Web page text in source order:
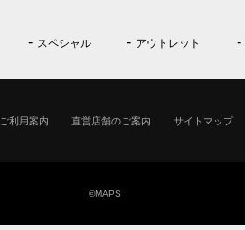
スペシャル アウトレット
ご利用案内 直営店舗のご案内 サイトマップ
©MAPS